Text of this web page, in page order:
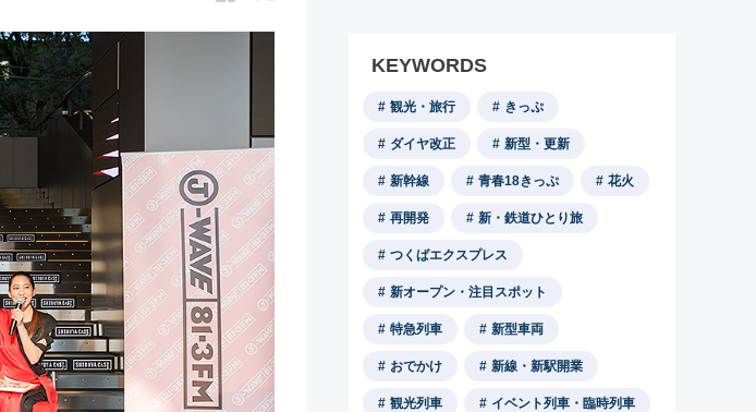
KEYWORDS
観光・旅行 きっぷ
ダイヤ改正 新型・更新
新幹線 青春18きっぷ 花火
再開発 新・鉄道ひとり旅
つくばエクスプレス
新オープン・注目スポット
特急列車 新型車両
おでかけ 新線・新駅開業
観光列車 イベント列車・臨時列車